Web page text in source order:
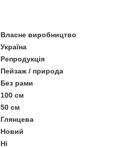
Власне виробництво
Україна
Репродукція
Пейзаж / природа
Без рами
100 см
50 см
Глянцева
Новий
Ні